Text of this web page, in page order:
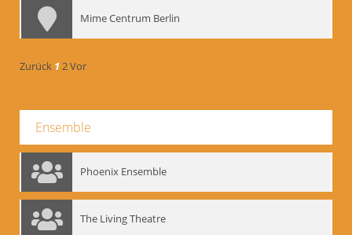
Mime Centrum Berlin
Zurück 12Vor
Ensemble
Phoenix Ensemble
The Living Theatre